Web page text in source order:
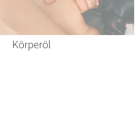
Körperöl